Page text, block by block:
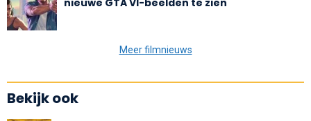
Meer filmnieuws
Bekijk ook